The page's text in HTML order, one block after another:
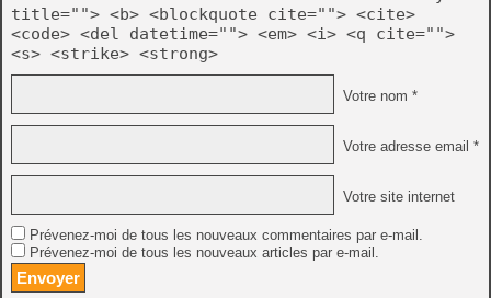
title=""> <b> <blockquote cite=""> <cite>
<code> <del datetime=""> <em> <i> <q cite="">
<s> <strike> <strong>
Votre nom *
Votre adresse email *
Votre site internet
Prévenez-moi de tous les nouveaux commentaires par e-mail.
Prévenez-moi de tous les nouveaux articles par e-mail.